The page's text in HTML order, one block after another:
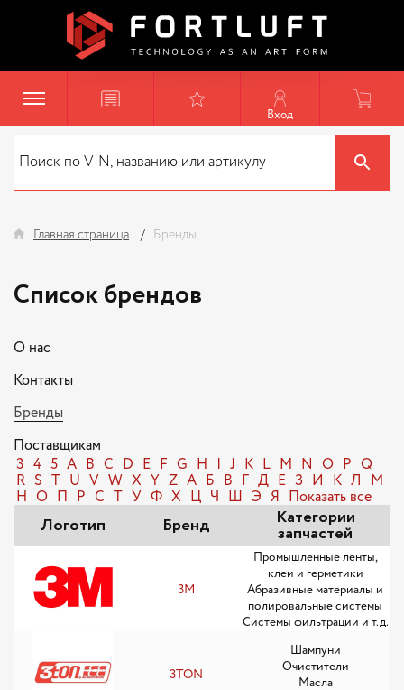
Вход
Главная страница Бренды
Список брендов
О нас
Контакты
Бренды
Поставщикам
3
4 5 A B C D E F G H J K L M N O P
Q
R
S U V W X Y Z А Б В Д Е З И К Л
М
Н
О Р С У Ф Х Ц Ч Ш Э Я Показать все
Логотип Бренд Категории
запчастей
3M
Промышленные ленты,
клеи и герметики
Абразивные материалы и
полировальные системы
Системы фильтрации и т.д.
3TON
Шампуни
Очистители
Масла